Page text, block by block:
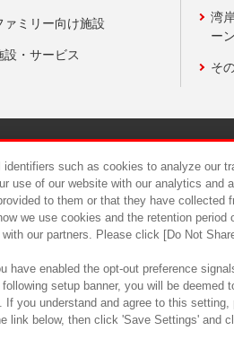
ァミリー向け施設
設・サービス
湾
ー
そ
食品のご
identifiers such as cookies to analyze our
use of our website with our analytics and
to them or that they have
we use cookies and the retention
our partners. Please click [Do Not
have enabled the opt-out preference
setup banner, you will be
If you understand and agree to this
link below, then click 'Save Settings' and